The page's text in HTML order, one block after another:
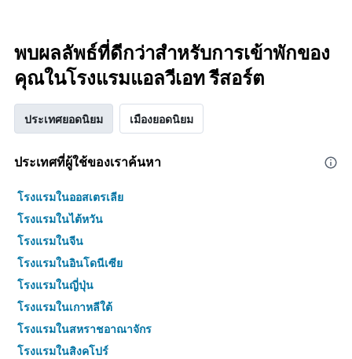
พบผลลัพธ์ที่ดีกว่าสำหรับการเข้าพักของ
คุณในโรงแรมแอลวีเอท รีสอร์ต
ประเทศยอดนิยม เมืองยอดนิยม
ประเทศที่ผู้ใช้ของเราค้นหา
โรงแรมในออสเตรเลีย
โรงแรมในไต้หวัน
โรงแรมในจีน
โรงแรมในอินโดนีเซีย
โรงแรมในญี่ปุ่น
โรงแรมในเกาหลีใต้
โรงแรมในสหราชอาณาจักร
โรงแรมในสิงคโปร์